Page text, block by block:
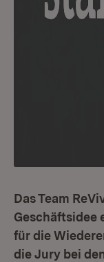
Das Team
Geschäftsidee
für die
die Jury bei